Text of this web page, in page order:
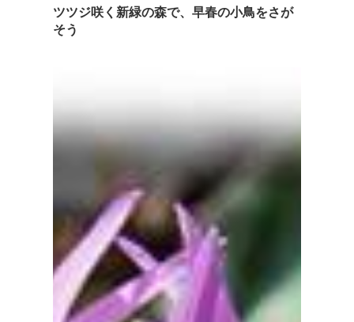
ツツジ咲く新緑の森で、早春の小鳥をさが
そう